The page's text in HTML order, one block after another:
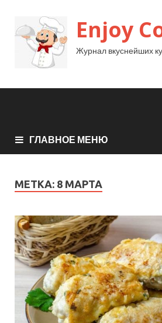
Enjoy
Журнал вкуснейших
ГЛАВНОЕ МЕНЮ
МЕТКА: 8 МАРТА